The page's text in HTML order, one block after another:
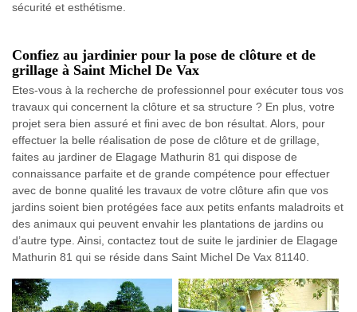
sécurité et esthétisme.
Confiez au jardinier pour la pose de clôture et de
grillage à Saint Michel De Vax
Etes-vous à la recherche de professionnel pour exécuter tous vos
travaux qui concernent la clôture et sa structure ? En plus, votre
projet sera bien assuré et fini avec de bon résultat. Alors, pour
effectuer la belle réalisation de pose de clôture et de grillage,
faites au jardiner de Elagage Mathurin 81 qui dispose de
connaissance parfaite et de grande compétence pour effectuer
avec de bonne qualité les travaux de votre clôture afin que vos
jardins soient bien protégées face aux petits enfants maladroits et
des animaux qui peuvent envahir les plantations de jardins ou
d’autre type. Ainsi, contactez tout de suite le jardinier de Elagage
Mathurin 81 qui se réside dans Saint Michel De Vax 81140.